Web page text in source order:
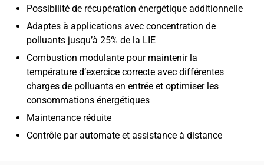
Possibilité de récupération énergétique additionnelle
Adaptes à applications avec concentration de
polluants jusqu’à 25% de la LIE
Combustion modulante pour maintenir la
température d’exercice correcte avec différentes
charges de polluants en entrée et optimiser les
consommations énergétiques
Maintenance réduite
Contrôle par automate et assistance à distance